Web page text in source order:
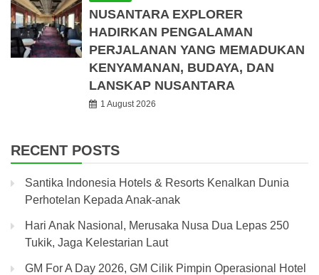
NUSANTARA EXPLORER
HADIRKAN PENGALAMAN
PERJALANAN YANG MEMADUKAN
KENYAMANAN, BUDAYA, DAN
LANSKAP NUSANTARA
1 August 2026
RECENT POSTS
Santika Indonesia Hotels & Resorts Kenalkan Dunia
Perhotelan Kepada Anak-anak
Hari Anak Nasional, Merusaka Nusa Dua Lepas 250
Tukik, Jaga Kelestarian Laut
GM For A Day 2026, GM Cilik Pimpin Operasional Hotel